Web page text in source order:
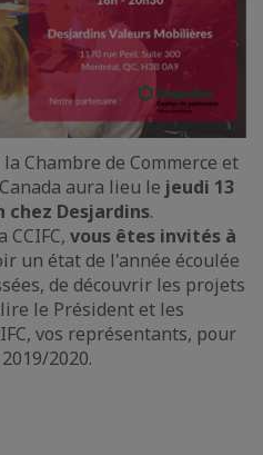
Chambre de Commerce et
aura lieu le jeudi 13
chez Desjardins.
vous êtes invités à
un état de l'année écoulée
de découvrir les projets
le Président et les
vos représentants, pour
2020.